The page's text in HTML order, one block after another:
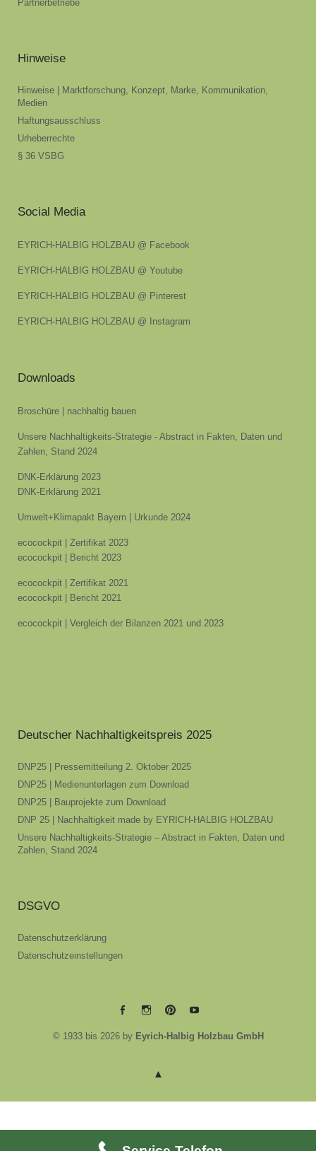
Partnerbetriebe
Hinweise
Hinweise | Marktforschung, Konzept, Marke, Kommunikation,
Medien
Haftungsausschluss
Urheberrechte
§ 36 VSBG
Social Media
EYRICH-HALBIG HOLZBAU @ Facebook
EYRICH-HALBIG HOLZBAU @ Youtube
EYRICH-HALBIG HOLZBAU @ Pinterest
EYRICH-HALBIG HOLZBAU @ Instagram
Downloads
Broschüre | nachhaltig bauen
Unsere Nachhaltigkeits-Strategie - Abstract in Fakten, Daten und
Zahlen, Stand 2024
DNK-Erklärung 2023
DNK-Erklärung 2021
Umwelt+Klimapakt Bayern | Urkunde 2024
ecocockpit | Zertifikat 2023
ecocockpit | Bericht 2023
ecocockpit | Zertifikat 2021
ecocockpit | Bericht 2021
ecocockpit | Vergleich der Bilanzen 2021 und 2023
Deutscher Nachhaltigkeitspreis 2025
DNP25 | Pressemitteilung 2. Oktober 2025
DNP25 | Medienunterlagen zum Download
DNP25 | Bauprojekte zum Download
DNP 25 | Nachhaltigkeit made by EYRICH-HALBIG HOLZBAU
Unsere Nachhaltigkeits-Strategie – Abstract in Fakten, Daten und
Zahlen, Stand 2024
DSGVO
Datenschutzerklärung
Datenschutzeinstellungen
EYRICH-EYRICH-EYRICH-EYRICH-
© 1933 bis 2026 by Eyrich-Halbig Holzbau GmbH